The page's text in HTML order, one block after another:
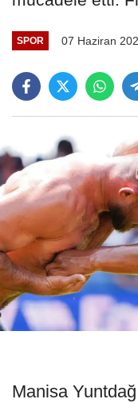
SPOR 07 Haziran
Manisa